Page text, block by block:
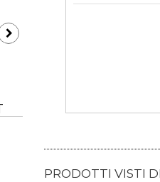
PRODOTTI VISTI